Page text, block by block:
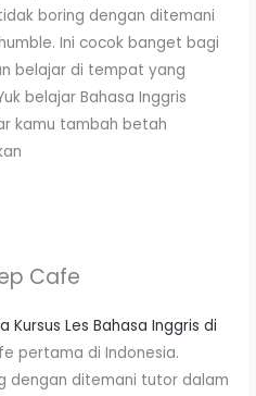
boring dengan ditemani
Ini cocok banget bagi
belajar di tempat yang
belajar Bahasa Inggris
kamu tambah betah
Cafe
Les Bahasa Inggris di
pertama di Indonesia.
dengan ditemani tutor dalam